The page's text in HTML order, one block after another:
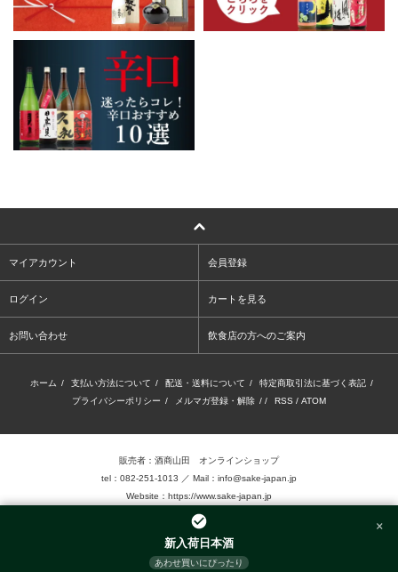
×
新入荷日本酒
あわせ買いにぴったり
マイアカウント 会員登録
ログイン カートを見る
お問い合わせ 飲食店の方へのご案内
ホーム / 支払い方法について / 配送・送料について / 特定商取引法に基づく表記 /
プライバシーポリシー / メルマガ登録・解除 / / RSS / ATOM
販売者：酒商山田 オンラインショップ
tel：082-251-1013 ／ Mail：info@sake-japan.jp
Website： https://www.sake-japan.jp
未成年者の飲酒は、法律で禁じられています。
当店では、20歳以上の年齢であることを確認 できない場合、お酒を販売致しません。